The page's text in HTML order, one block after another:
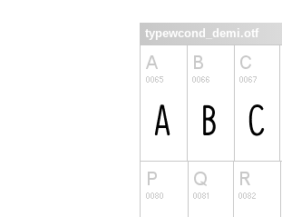
typewcond_demi.otf